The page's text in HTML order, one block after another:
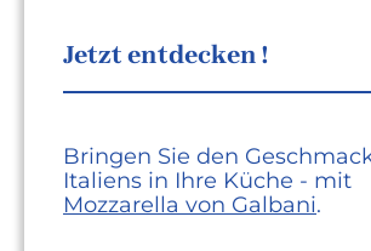
Jetzt entdecken !
Bringen Sie den
Italiens in Ihre Küche - mit
Mozzarella von Galbani.